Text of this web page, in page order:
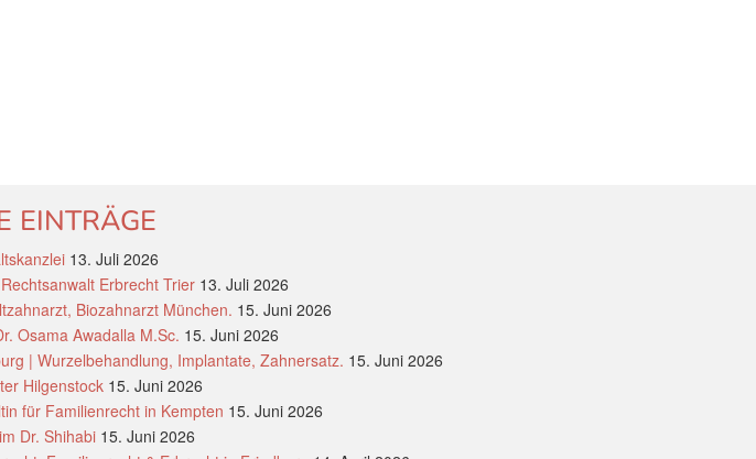
EINTRÄGE
13. Juli 2026
Erbrecht Trier 13. Juli 2026
Biozahnarzt München. 15. Juni 2026
Osama Awadalla M.Sc. 15. Juni 2026
| Wurzelbehandlung, Implantate, Zahnersatz. 15. Juni 2026
Hilgenstock 15. Juni 2026
für Familienrecht in Kempten 15. Juni 2026
Dr. Shihabi 15. Juni 2026